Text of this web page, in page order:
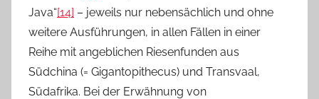
Java“[14] – jeweils nur nebensächlich und ohne
weitere Ausführungen, in allen Fällen in einer
Reihe mit angeblichen Riesenfunden aus
Südchina (= Gigantopithecus) und Transvaal,
Südafrika. Bei der Erwähnung von